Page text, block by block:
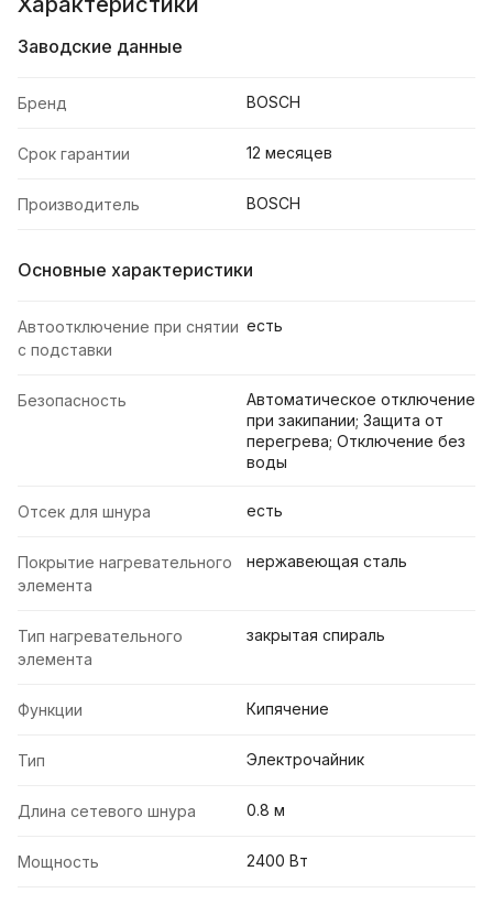
Заводские данные
Бренд BOSCH
Срок гарантии 12 месяцев
Производитель BOSCH
Основные характеристики
Автоотключение при снятии
с подставки
есть
Безопасность
Автоматическое отключение
при закипании; Защита от
перегрева; Отключение без
воды
Отсек для шнура есть
Покрытие нагревательного
элемента
нержавеющая сталь
Тип нагревательного
элемента
закрытая спираль
Функции Кипячение
Тип Электрочайник
Длина сетевого шнура 0.8 м
Мощность 2400 Вт